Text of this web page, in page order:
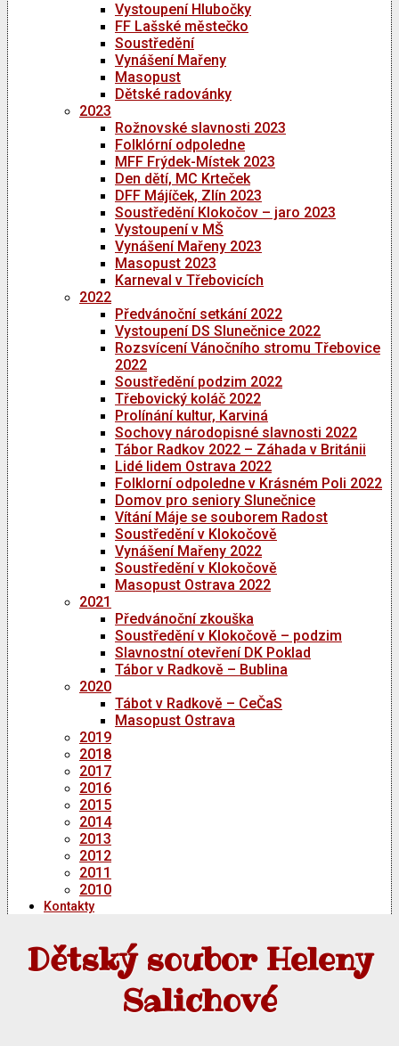
Vystoupení Hlubočky
FF Lašské městečko
Soustředění
Vynášení Mařeny
Masopust
Dětské radovánky
2023
Rožnovské slavnosti 2023
Folklórní odpoledne
MFF Frýdek-Místek 2023
Den dětí, MC Krteček
DFF Májíček, Zlín 2023
Soustředění Klokočov – jaro 2023
Vystoupení v MŠ
Vynášení Mařeny 2023
Masopust 2023
Karneval v Třebovicích
2022
Předvánoční setkání 2022
Vystoupení DS Slunečnice 2022
Rozsvícení Vánočního stromu Třebovice
2022
Soustředění podzim 2022
Třebovický koláč 2022
Prolínání kultur, Karviná
Sochovy národopisné slavnosti 2022
Tábor Radkov 2022 – Záhada v Británii
Lidé lidem Ostrava 2022
Folklorní odpoledne v Krásném Poli 2022
Domov pro seniory Slunečnice
Vítání Máje se souborem Radost
Soustředění v Klokočově
Vynášení Mařeny 2022
Soustředění v Klokočově
Masopust Ostrava 2022
2021
Předvánoční zkouška
Soustředění v Klokočově – podzim
Slavnostní otevření DK Poklad
Tábor v Radkově – Bublina
2020
Tábot v Radkově – CeČaS
Masopust Ostrava
2019
2018
2017
2016
2015
2014
2013
2012
2011
2010
Kontakty
Dětský soubor Heleny
Salichové